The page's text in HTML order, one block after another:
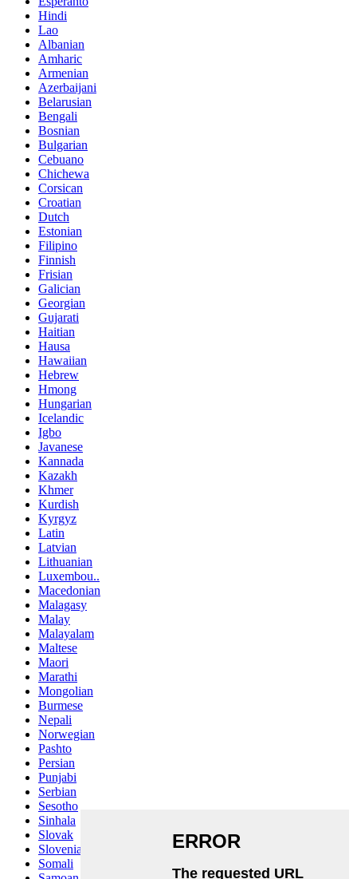
Hindi
Lao
Albanian
Amharic
Armenian
Azerbaijani
Belarusian
Bengali
Bosnian
Bulgarian
Cebuano
Chichewa
Corsican
Croatian
Dutch
Estonian
Filipino
Finnish
Frisian
Galician
Georgian
Gujarati
Haitian
Hausa
Hawaiian
Hebrew
Hmong
Hungarian
Icelandic
Igbo
Javanese
Kannada
Kazakh
Khmer
Kurdish
Kyrgyz
Latin
Latvian
Lithuanian
Luxembou..
Macedonian
Malagasy
Malay
Malayalam
Maltese
Maori
Marathi
Mongolian
Burmese
Nepali
Norwegian
Pashto
Persian
Punjabi
Serbian
Sesotho
Sinhala
Slovak
Slovenian
Somali